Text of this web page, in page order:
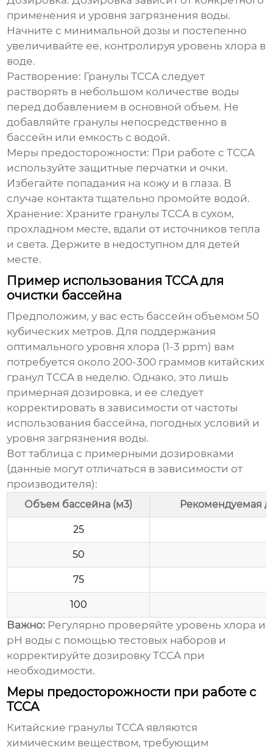
применения и уровня загрязнения воды.
Начните с минимальной дозы и постепенно
увеличивайте ее, контролируя уровень хлора в
воде.
Растворение: Гранулы TCCA следует
растворять в небольшом количестве воды
перед добавлением в основной объем. Не
добавляйте гранулы непосредственно в
бассейн или емкость с водой.
Меры предосторожности: При работе с TCCA
используйте защитные перчатки и очки.
Избегайте попадания на кожу и в глаза. В
случае контакта тщательно промойте водой.
Хранение: Храните гранулы TCCA в сухом,
прохладном месте, вдали от источников тепла
и света. Держите в недоступном для детей
месте.
Пример использования TCCA для
очистки бассейна
Предположим, у вас есть бассейн объемом 50
кубических метров. Для поддержания
оптимального уровня хлора (1-3 ppm) вам
потребуется около 200-300 граммов китайских
гранул TCCA в неделю. Однако, это лишь
примерная дозировка, и ее следует
корректировать в зависимости от частоты
использования бассейна, погодных условий и
уровня загрязнения воды.
Вот таблица с примерными дозировками
(данные могут отличаться в зависимости от
производителя):
Объем бассейна (м3) Рекомендуемая
25
50
75
100
Важно: Регулярно проверяйте уровень хлора и
pH воды с помощью тестовых наборов и
корректируйте дозировку TCCA при
необходимости.
Меры предосторожности при работе с
TCCA
Китайские гранулы TCCA являются
химическим веществом, требующим